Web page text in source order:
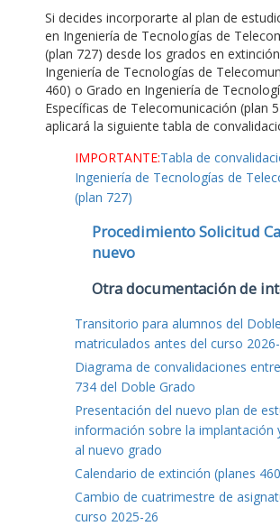
Si decides incorporarte al plan de
en Ingeniería de Tecnologías de
(plan 727) desde los grados en
Ingeniería de Tecnologías de
460) o Grado en Ingeniería de
Específicas de Telecomunicación (plan
aplicará la siguiente tabla de
IMPORTANTE:Tabla de
Ingeniería de Tecnologías de
(plan 727)
Procedimiento Solicitud
nuevo
Otra documentación de
Transitorio para alumnos del
matriculados antes del curso
Diagrama de convalidaciones
734 del Doble Grado
Presentación del nuevo plan de
información sobre la implantación
al nuevo grado
Calendario de extinción (planes
Cambio de cuatrimestre de
curso 2025-26